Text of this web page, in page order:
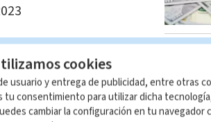
de Julián
cookies
usuario y entrega de publicidad, entre otras
tu consentimiento para utilizar dicha
cambiar la configuración en tu navegador